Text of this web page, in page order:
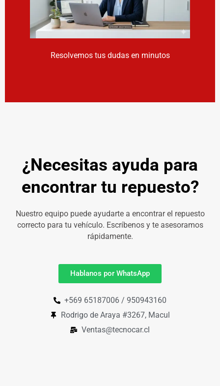
Resolvemos tus dudas en minutos
¿Necesitas ayuda para
encontrar tu repuesto?
Nuestro equipo puede ayudarte a encontrar el repuesto
correcto para tu vehículo. Escríbenos y te asesoramos
rápidamente.
Hablanos por WhatsApp
+569 65187006 / 950943160
Rodrigo de Araya #3267, Macul
Ventas@tecnocar.cl